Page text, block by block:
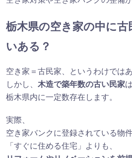
栃木県の空き家の中に古
いある？
空き家＝古民家、というわけでは
しかし、 木造で築年数の古い民家
栃木県内に一定数存在します。
実際、
空き家バンクに登録されている物
「すぐに住める住宅」よりも、